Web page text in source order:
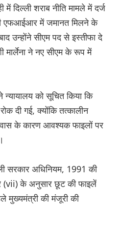
दिल्ली शराब नीति मामले में दर्ज
एफआईआर में जमानत मिलने के
उन्होंने सीएम पद से इस्तीफा दे
मार्लेना ने नए सीएम के रूप में
को सूचित किया कि
दी गई, क्योंकि तत्कालीन
के कारण आवश्यक फाइलों पर
सरकार अधिनियम, 1991 की
के अनुसार छूट की फाइलें
मुख्यमंत्री की मंजूरी की